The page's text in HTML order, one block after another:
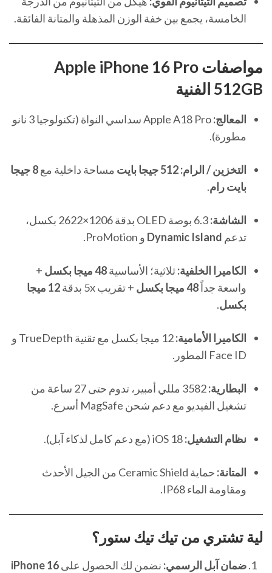
الخامسة، يجمع بين خفة الوزن المذهلة والمتانة الفائقة.
مواصفات Apple iPhone 16 Pro
512GB الفنية
المعالج:
Apple A18 Pro سداسي النواة (تكنولوجيا 3 نانو
مطورة).
التخزين / الرام:512 جيجا بايت مساحة داخلية مع
8 جيجا
بايت رام.
الشاشة:
6.3 بوصة OLED بدقة 1206×2622 بكسل،
تدعم Dynamic Island و ProMotion.
الكاميرا الخلفية:ثلاثية؛ الأساسية48 ميجا بكسل
+
واسعة جداً48 ميجا بكسل + تقريب 5x بدقة
12 ميجا
بكسل.
الكاميرا الأمامية:
12 ميجا بكسل مع تقنية TrueDepth و
Face ID المطور.
البطارية:
3582 مللي أمبير، تدوم حتى 27 ساعة من
تشغيل الفيديو مع دعم شحن MagSafe أسرع.
نظام التشغيل:
المتانة:
حماية Ceramic Shield من الجيل الأحدث
ومقاومة الماء IP68.
لية تشتري من تيك تيك ستور ؟
ضمان آبل الرسمي: نضمن لك الحصول علىiPhone 16